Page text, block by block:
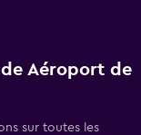
Aéroport de
sur toutes les